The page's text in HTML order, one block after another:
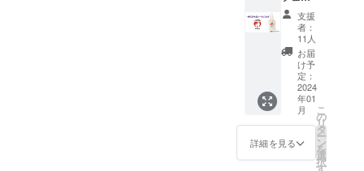
限定公
開）
身丈73
身幅55
肩幅50
袖丈22
XL
身丈77
身幅58
肩幅54
袖丈24
2023年
オリジ
ナル
トート
バック
・商
品ジャ
ンル
（バッ
ク）
・数
量 1つ
支援
者：
11人
お届
け予
定：
2024
年01
月
詳細を見る
こ
の
リ
タ
ー
ン
を
選
択